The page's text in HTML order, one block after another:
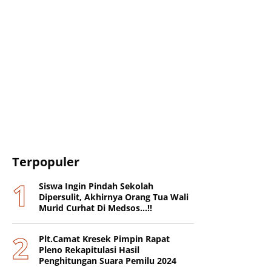
Terpopuler
Siswa Ingin Pindah Sekolah
Dipersulit, Akhirnya Orang Tua Wali
Murid Curhat Di Medsos...!!
Plt.Camat Kresek Pimpin Rapat
Pleno Rekapitulasi Hasil
Penghitungan Suara Pemilu 2024